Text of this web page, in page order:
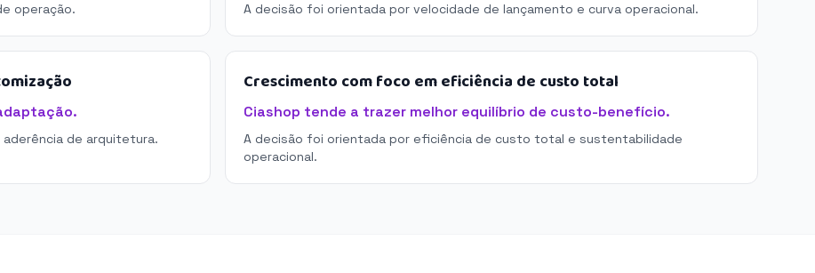
operação. A decisão foi orientada por velocidade de lançamento e curva operacional.
de arquitetura.
Crescimento com foco em eficiência de custo total
Ciashop tende a trazer melhor equilíbrio de custo-benefício.
A decisão foi orientada por eficiência de custo total e sustentabilidade
operacional.